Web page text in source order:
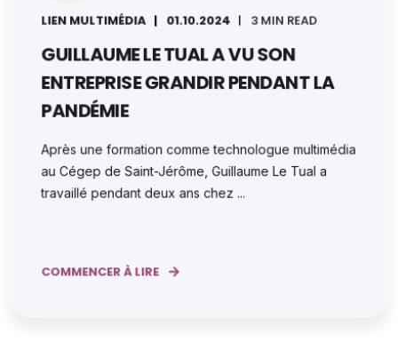
LIEN MULTIMÉDIA 01.10.2024 3 MIN READ
GUILLAUME LE TUAL A VU SON
ENTREPRISE GRANDIR PENDANT LA
PANDÉMIE
Après une formation comme technologue multimédia
au Cégep de Saint-Jérôme, Guillaume Le Tual a
travaillé pendant deux ans chez ...
COMMENCER À LIRE